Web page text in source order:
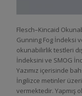
Flesch–Kincaid
Gunning Fog İndeksi
okunabilirlik testleri
İndeksini ve SMOG
Yazımız içerisinde
İngilizce metinler
vermektedir. Yapmış